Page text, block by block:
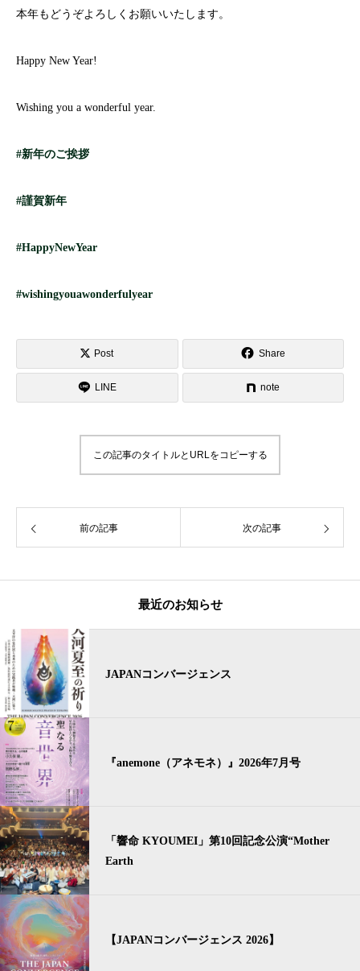
本年もどうぞよろしくお願いいたします。
Happy New Year!
Wishing you a wonderful year.
#新年のご挨拶
#謹賀新年
#HappyNewYear
#wishingyouawonderfulyear
Post Share
LINE note
この記事のタイトルとURLをコピーする
前の記事 次の記事
最近のお知らせ
JAPANコンバージェンス
『anemone（アネモネ）』2026年7月号
「響命 KYOUMEI」第10回記念公演“Mother
Earth
【JAPANコンバージェンス 2026】